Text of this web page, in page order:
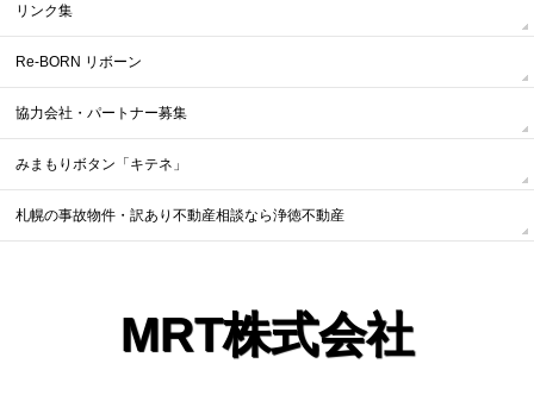
リンク集
Re-BORN リボーン
協力会社・パートナー募集
みまもりボタン「キテネ」
札幌の事故物件・訳あり不動産相談なら浄徳不動産
MRT株式会社